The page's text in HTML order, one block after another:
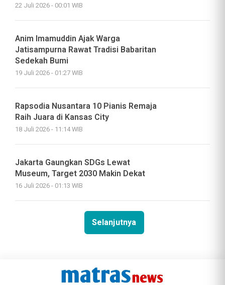
22 Juli 2026 - 00:01 WIB
Anim Imamuddin Ajak Warga
Jatisampurna Rawat Tradisi Babaritan
Sedekah Bumi
19 Juli 2026 - 01:27 WIB
Rapsodia Nusantara 10 Pianis Remaja
Raih Juara di Kansas City
18 Juli 2026 - 11:14 WIB
Jakarta Gaungkan SDGs Lewat
Museum, Target 2030 Makin Dekat
16 Juli 2026 - 01:13 WIB
Selanjutnya